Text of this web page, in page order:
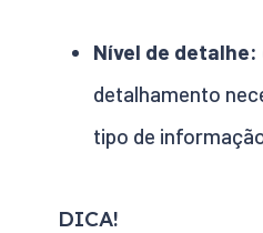
Nível de detalhe:
detalhamento
tipo de
DICA!